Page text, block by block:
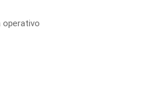
operativo